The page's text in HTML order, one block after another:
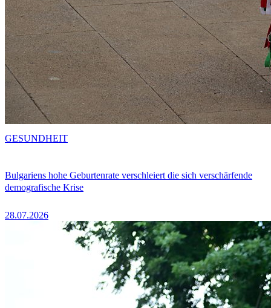
Bulgariens hohe Geburtenrate verschleiert die sich verschärfende
demografische Krise
28.07.2026
GESUNDHEIT